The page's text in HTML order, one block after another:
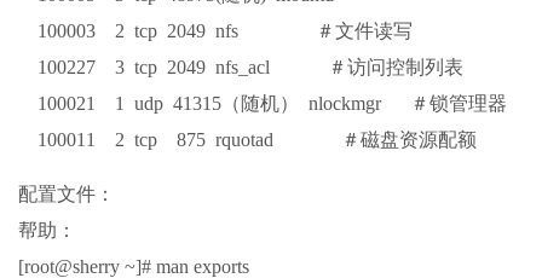
100003 2 tcp 2049 nfs ＃文件读写
100227 3 tcp 2049 nfs_acl ＃访问控制列表
100021 1 udp 41315（随机） nlockmgr ＃锁管理器
100011 2 tcp 875 rquotad ＃磁盘资源配额
配置文件：
帮助：
[root@sherry ~]# man exports